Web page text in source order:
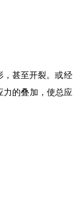
，甚至开裂。或经
力的叠加，使总应